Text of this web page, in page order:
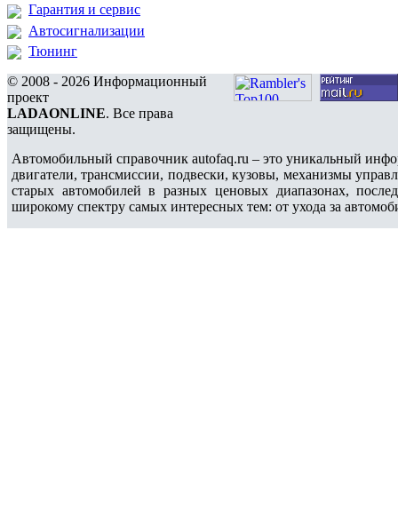
Гарантия и сервис
Автосигнализации
Тюнинг
© 2008 - 2026 Информационный
проект
LADAONLINE. Все права
защищены.
Автомобильный справочник autofaq.ru – это уникальный
двигатели, трансмиссии, подвески, кузовы, механизмы
старых автомобилей в разных ценовых диапазонах,
широкому спектру самых интересных тем: от ухода за